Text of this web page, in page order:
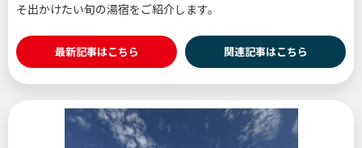
そ出かけたい旬の湯宿をご紹介します。
最新記事はこちら 関連記事はこちら